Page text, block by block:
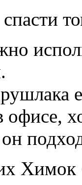
офисе,
Химок